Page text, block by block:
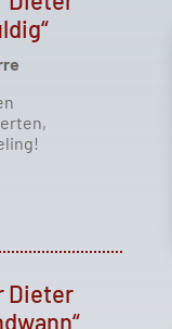
Dieter